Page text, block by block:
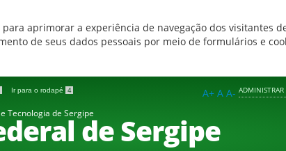
aprimorar a experiência de navegação dos visitantes
de seus dados pessoais por meio de formulários e
Ir para o rodapé 4 ADMINISTRAR
A+ A A-
Tecnologia de Sergipede Sergipe